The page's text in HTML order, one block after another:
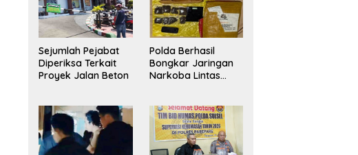
Sejumlah Pejabat
Diperiksa Terkait
Proyek Jalan Beton
Polda Berhasil
Bongkar Jaringan
Narkoba Lintas